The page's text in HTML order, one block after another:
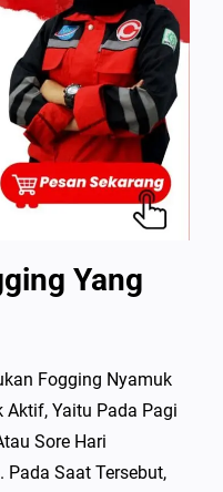
Yang
Fogging Nyamuk
Yaitu Pada Pagi
Sore Hari
Saat Tersebut,